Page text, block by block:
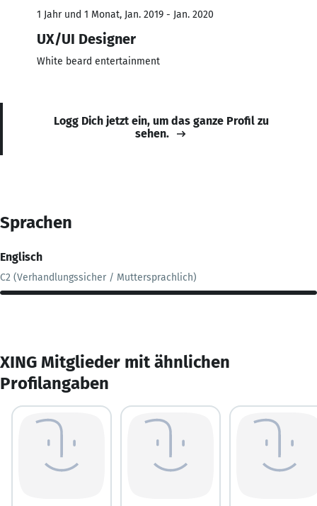
1 Jahr und 1 Monat, Jan. 2019 - Jan. 2020
UX/UI Designer
White beard entertainment
Logg Dich jetzt ein, um das ganze Profil zu
sehen.
Sprachen
Englisch
C2 (Verhandlungssicher / Muttersprachlich)
XING Mitglieder mit ähnlichen
Profilangaben